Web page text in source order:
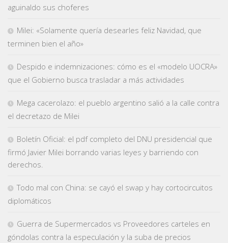
aguinaldo sus choferes
Milei: «Solamente quería desearles feliz Navidad, que
terminen bien el año»
Despido e indemnizaciones: cómo es el «modelo UOCRA»
que el Gobierno busca trasladar a más actividades
Mega cacerolazo: el pueblo argentino salió a la calle contra
el decretazo de Milei
Boletín Oficial: el pdf completo del DNU presidencial que
firmó Javier Milei borrando varias leyes y barriendo con
derechos.
Todo mal con China: se cayó el swap y hay cortocircuitos
diplomáticos
Guerra de Supermercados vs Proveedores carteles en
góndolas contra la especulación y la suba de precios